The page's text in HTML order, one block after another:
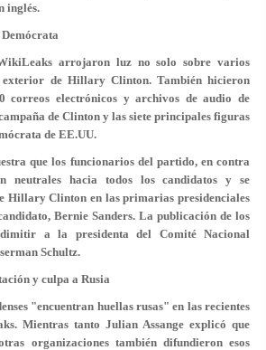
inglés.
arrojaron luz no solo sobre varios
exterior de Hillary Clinton. También hicieron
correos electrónicos y archivos de audio de
de Clinton y las siete principales figuras
de EE.UU.
que los funcionarios del partido, en contra
neutrales hacia todos los candidatos y se
Hillary Clinton en las primarias presidenciales
Bernie Sanders. La publicación de los
a la presidenta del Comité Nacional
Schultz.
y culpa a Rusia
"encuentran huellas rusas" en las recientes
Mientras tanto Julian Assange explicó que
organizaciones también difundieron esos